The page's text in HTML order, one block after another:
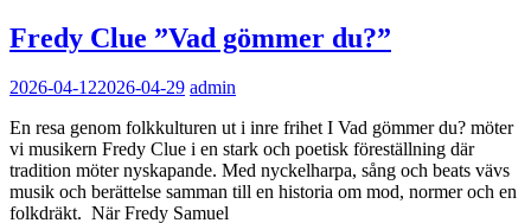
och
allt
andra
Fredy Clue ”Vad gömmer du?”
2026-04-122026-04-29 admin
En resa genom folkkulturen ut i inre frihet I Vad gömmer du? möter
vi musikern Fredy Clue i en stark och poetisk föreställning där
tradition möter nyskapande. Med nyckelharpa, sång och beats vävs
musik och berättelse samman till en historia om mod, normer och en
folkdräkt. När Fredy Samuel